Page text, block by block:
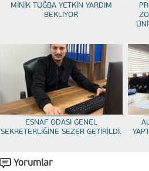
MİNİK TUĞBA YETKİN YARDIM
BEKLİYOR
ESNAF ODASI GENEL
SEKRETERLİĞİNE SEZER GETİRİLDİ.
Yorumlar